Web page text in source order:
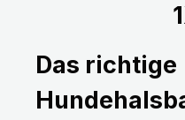
Das richtige